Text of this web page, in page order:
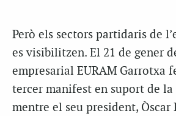
Però els sectors partidaris de
es visibilitzen. El 21 de gener
empresarial EURAM Garrotxa
tercer manifest en suport de la
mentre el seu president, Òscar